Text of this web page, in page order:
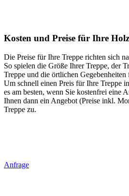
Kosten und Preise für Ihre
Die Preise für Ihre Treppe richten sich
So spielen die Größe Ihrer Treppe, der
Treppe und die örtlichen
Um schnell einen Preis für Ihre Treppe
es am besten, wenn Sie kostenfrei eine
Ihnen dann ein Angebot (Preise inkl.
Treppe zu.
Anfrage